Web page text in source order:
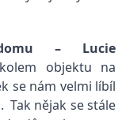
– Lucie
objektu na
se nám velmi líbíl
Tak nějak se stále